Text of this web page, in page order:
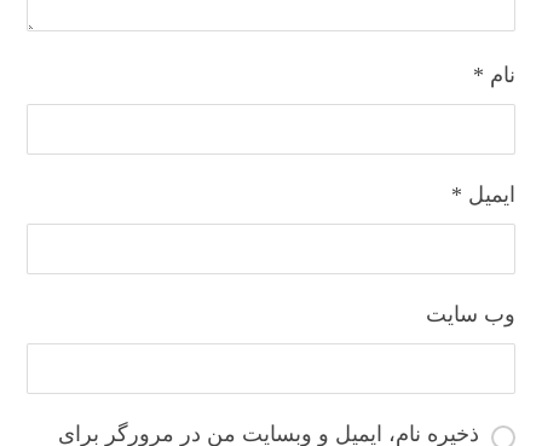
نام *
ایمیل *
وب‌ سایت
ذخیره نام، ایمیل و وبسایت من در مرورگر برای